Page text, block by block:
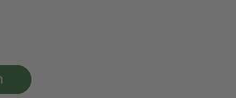
Vorderwand-zwei